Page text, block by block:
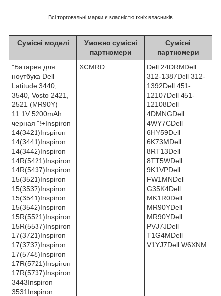
Всі торговельні марки є власністю їхніх власників
Сумісні моделі
Умовно сумісні
партномери
Сумісні
партномери
"Батарея для
ноутбука Dell
Latitude 3440,
3540, Vosto 2421,
2521 (MR90Y)
11.1V 5200mAh
черная "!+Inspiron
14(3421)Inspiron
14(3441)Inspiron
14(3442)Inspiron
14R(5421)Inspiron
14R(5437)Inspiron
15(3521)Inspiron
15(3537)Inspiron
15(3541)Inspiron
15(3542)Inspiron
15R(5521)Inspiron
15R(5537)Inspiron
17(3721)Inspiron
17(3737)Inspiron
17(5748)Inspiron
17R(5721)Inspiron
17R(5737)Inspiron
3443Inspiron
3531Inspiron
XCMRD
Dell 24DRMDell
312-1387Dell 312-
1392Dell 451-
12107Dell 451-
12108Dell
4DMNGDell
4WY7CDell
6HY59Dell
6K73MDell
8RT13Dell
8TT5WDell
9K1VPDell
FW1MNDell
G35K4Dell
MK1R0Dell
MR90YDell
MR90YDell
PVJ7JDell
T1G4MDell
V1YJ7Dell W6XNM